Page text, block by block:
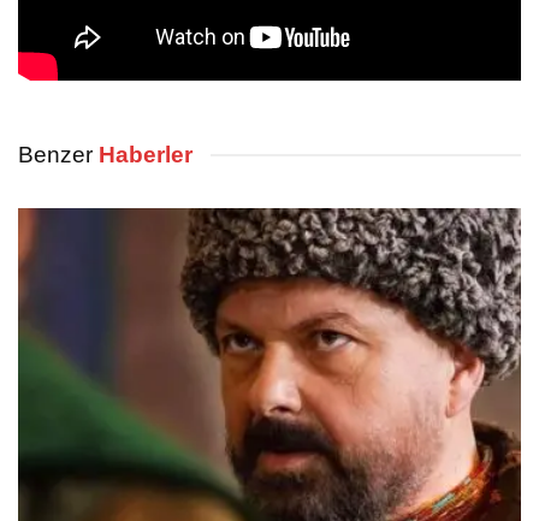
Benzer Haberler